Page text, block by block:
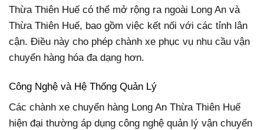
Thừa Thiên Huế có thể mở rộng ra ngoài Long An và
Thừa Thiên Huế, bao gồm việc kết nối với các tỉnh lân
cận. Điều này cho phép chành xe phục vụ nhu cầu vận
chuyển hàng hóa đa dạng hơn.
Công Nghệ và Hệ Thống Quản Lý
Các chành xe chuyển hàng Long An Thừa Thiên Huế
hiện đại thường áp dụng công nghệ quản lý vận chuyển